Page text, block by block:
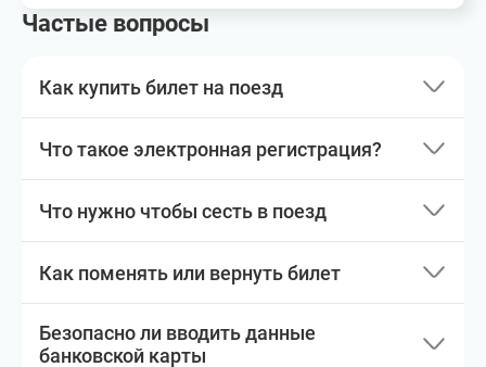
Частые вопросы
Как купить билет на поезд
Что такое электронная регистрация?
Что нужно чтобы сесть в поезд
Как поменять или вернуть билет
Безопасно ли вводить данные
банковской карты